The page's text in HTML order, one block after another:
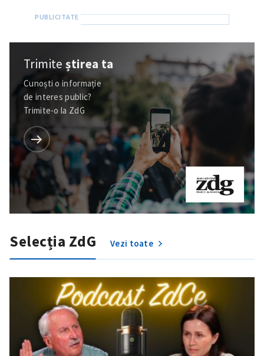
Trimiteștirea ta
Cunoști o informație
de interes public?
Trimite-o la ZdG
Selecția ZdG Vezi toate